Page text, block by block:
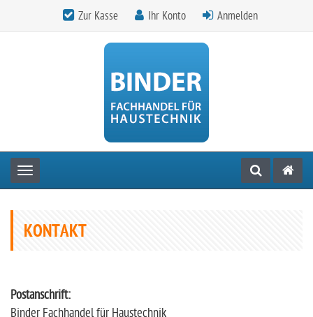
Zur Kasse Ihr Konto Anmelden
Toggle navigation
KONTAKT
Postanschrift:
Binder Fachhandel für Haustechnik